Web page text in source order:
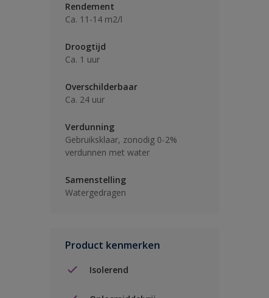
Rendement
Ca. 11-14 m2/l
Droogtijd
Ca. 1 uur
Overschilderbaar
Ca. 24 uur
Verdunning
Gebruiksklaar, zonodig 0-2%
verdunnen met water
Samenstelling
Watergedragen
Product kenmerken
Isolerend